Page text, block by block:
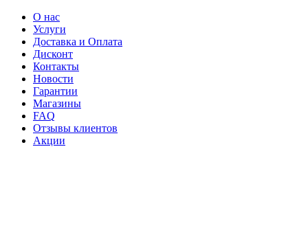
О нас
Услуги
Доставка и Оплата
Дисконт
Контакты
Новости
Гарантии
Магазины
FAQ
Отзывы клиентов
Акции